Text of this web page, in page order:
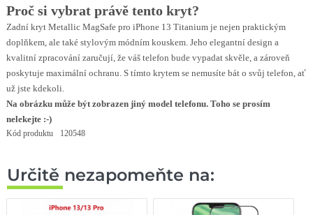
Proč si vybrat právě tento kryt?
Zadní kryt Metallic MagSafe pro iPhone 13 Titanium je nejen praktickým
doplňkem, ale také stylovým módním kouskem. Jeho elegantní design a
kvalitní zpracování zaručují, že váš telefon bude vypadat skvěle, a zároveň
poskytuje maximální ochranu. S tímto krytem se nemusíte bát o svůj telefon, ať
už jste kdekoli.
Na obrázku může být zobrazen jiný model telefonu. Toho se prosím
nelekejte :-)
Kód produktu 120548
Určitě nezapomeňte na: